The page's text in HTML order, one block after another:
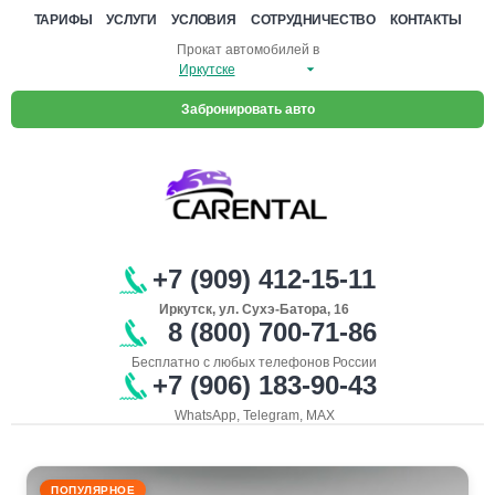
ТАРИФЫ УСЛУГИ УСЛОВИЯ СОТРУДНИЧЕСТВО
КОНТАКТЫ
Прокат автомобилей в
Забронировать авто
+7 (909) 412-15-11
Иркутск, ул. Сухэ-Батора, 16
8 (800) 700-71-86
Бесплатно с любых телефонов России
+7 (906) 183-90-43
WhatsApp, Telegram, MAX
ПОПУЛЯРНОЕ